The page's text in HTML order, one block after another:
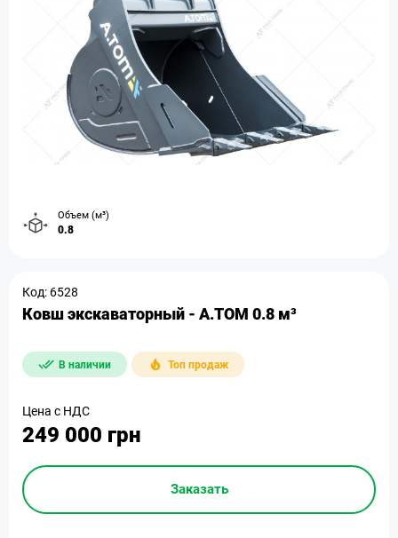
Объем (м³)
0.8
Код: 6528
Ковш экскаваторный - A.TOM 0.8 м³
В наличии Топ продаж
Цена с НДС
249 000 грн
Заказать